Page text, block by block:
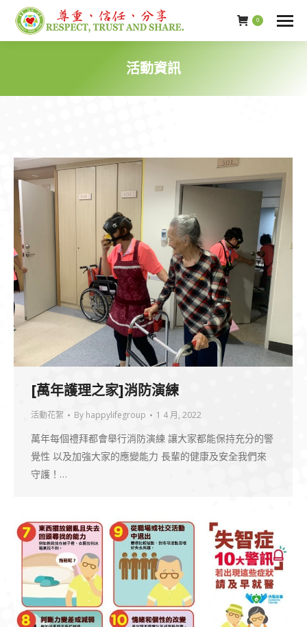
0
活動資訊
[萬年護理之家]消防演練
活動花絮 By happylifegroup 1 4 月, 2022
萬年每個禮拜都會舉行消防演練 讓大家都能保持充分的警
覺性 以及加強大家的應變能力 長輩的健康及安全我們來
守護！…